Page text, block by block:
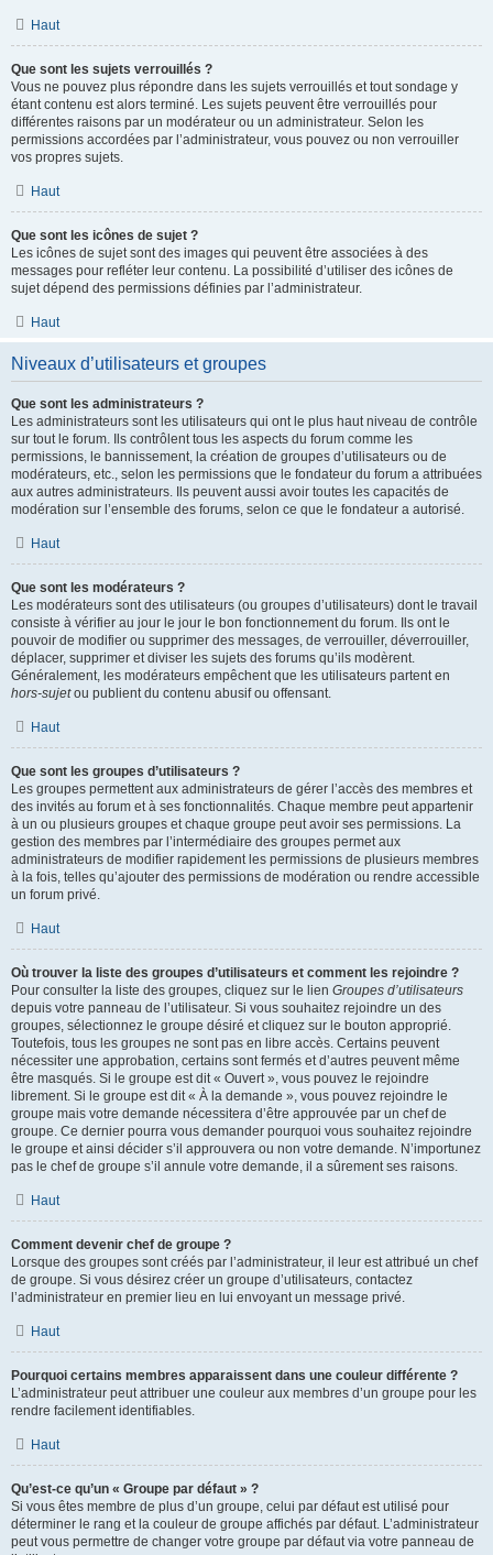
Haut
Que sont les sujets verrouillés ?
Vous ne pouvez plus répondre dans les sujets verrouillés et tout sondage y
étant contenu est alors terminé. Les sujets peuvent être verrouillés pour
différentes raisons par un modérateur ou un administrateur. Selon les
permissions accordées par l’administrateur, vous pouvez ou non verrouiller
vos propres sujets.
Haut
Que sont les icônes de sujet ?
Les icônes de sujet sont des images qui peuvent être associées à des
messages pour refléter leur contenu. La possibilité d’utiliser des icônes de
sujet dépend des permissions définies par l’administrateur.
Haut
Niveaux d’utilisateurs et groupes
Que sont les administrateurs ?
Les administrateurs sont les utilisateurs qui ont le plus haut niveau de contrôle
sur tout le forum. Ils contrôlent tous les aspects du forum comme les
permissions, le bannissement, la création de groupes d’utilisateurs ou de
modérateurs, etc., selon les permissions que le fondateur du forum a attribuées
aux autres administrateurs. Ils peuvent aussi avoir toutes les capacités de
modération sur l’ensemble des forums, selon ce que le fondateur a autorisé.
Haut
Que sont les modérateurs ?
Les modérateurs sont des utilisateurs (ou groupes d’utilisateurs) dont le travail
consiste à vérifier au jour le jour le bon fonctionnement du forum. Ils ont le
pouvoir de modifier ou supprimer des messages, de verrouiller, déverrouiller,
déplacer, supprimer et diviser les sujets des forums qu’ils modèrent.
Généralement, les modérateurs empêchent que les utilisateurs partent en
hors-sujetou publient du contenu abusif ou offensant.
Haut
Que sont les groupes d’utilisateurs ?
Les groupes permettent aux administrateurs de gérer l’accès des membres et
des invités au forum et à ses fonctionnalités. Chaque membre peut appartenir
à un ou plusieurs groupes et chaque groupe peut avoir ses permissions. La
gestion des membres par l’intermédiaire des groupes permet aux
administrateurs de modifier rapidement les permissions de plusieurs membres
à la fois, telles qu’ajouter des permissions de modération ou rendre accessible
un forum privé.
Haut
Où trouver la liste des groupes d’utilisateurs et comment les rejoindre ?
Pour consulter la liste des groupes, cliquez sur le lien Groupes d’utilisateurs
depuis votre panneau de l’utilisateur. Si vous souhaitez rejoindre un des
groupes, sélectionnez le groupe désiré et cliquez sur le bouton approprié.
Toutefois, tous les groupes ne sont pas en libre accès. Certains peuvent
nécessiter une approbation, certains sont fermés et d’autres peuvent même
être masqués. Si le groupe est dit « Ouvert », vous pouvez le rejoindre
librement. Si le groupe est dit « À la demande », vous pouvez rejoindre le
groupe mais votre demande nécessitera d’être approuvée par un chef de
groupe. Ce dernier pourra vous demander pourquoi vous souhaitez rejoindre
le groupe et ainsi décider s’il approuvera ou non votre demande. N’importunez
pas le chef de groupe s’il annule votre demande, il a sûrement ses raisons.
Haut
Comment devenir chef de groupe ?
Lorsque des groupes sont créés par l’administrateur, il leur est attribué un chef
de groupe. Si vous désirez créer un groupe d’utilisateurs, contactez
l’administrateur en premier lieu en lui envoyant un message privé.
Haut
Pourquoi certains membres apparaissent dans une couleur différente ?
L’administrateur peut attribuer une couleur aux membres d’un groupe pour les
rendre facilement identifiables.
Haut
Qu’est-ce qu’un « Groupe par défaut » ?
Si vous êtes membre de plus d’un groupe, celui par défaut est utilisé pour
déterminer le rang et la couleur de groupe affichés par défaut. L’administrateur
peut vous permettre de changer votre groupe par défaut via votre panneau de